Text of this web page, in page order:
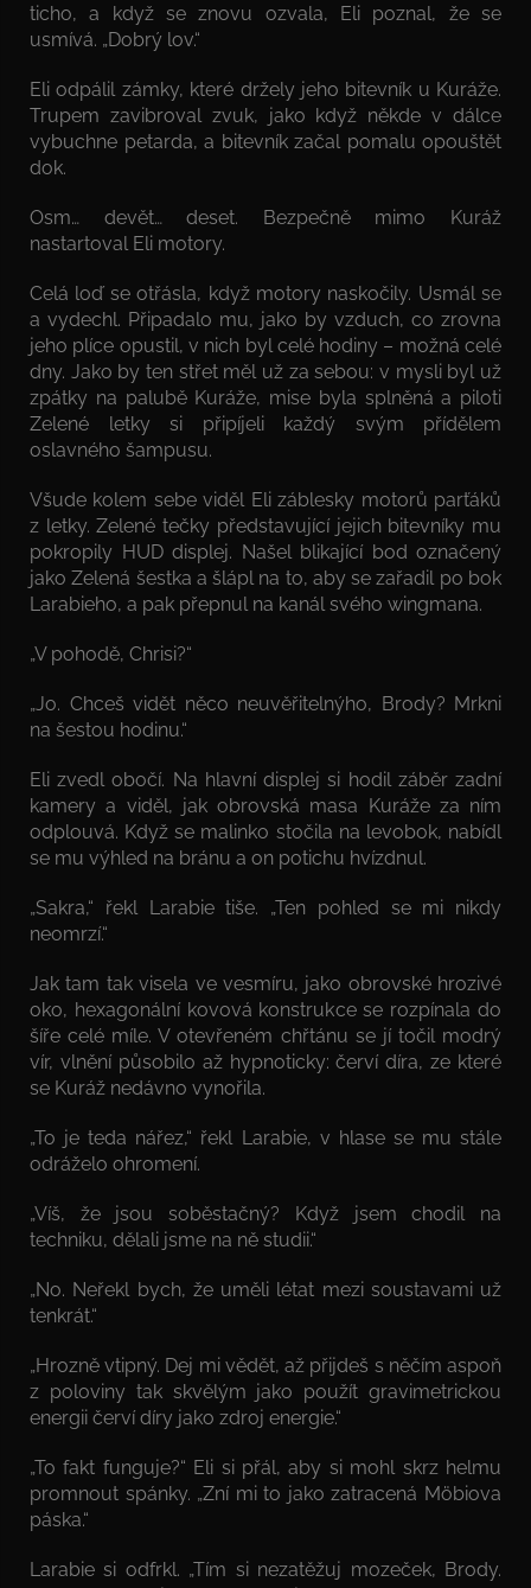
ticho, a když se znovu ozvala, Eli poznal, že se
usmívá. „Dobrý lov.“
Eli odpálil zámky, které držely jeho bitevník u Kuráže.
Trupem zavibroval zvuk, jako když někde v dálce
vybuchne petarda, a bitevník začal pomalu opouštět
dok.
Osm… devět… deset. Bezpečně mimo Kuráž
nastartoval Eli motory.
Celá loď se otřásla, když motory naskočily. Usmál se
a vydechl. Připadalo mu, jako by vzduch, co zrovna
jeho plíce opustil, v nich byl celé hodiny – možná celé
dny. Jako by ten střet měl už za sebou: v mysli byl už
zpátky na palubě Kuráže, mise byla splněná a piloti
Zelené letky si připíjeli každý svým přídělem
oslavného šampusu.
Všude kolem sebe viděl Eli záblesky motorů parťáků
z letky. Zelené tečky představující jejich bitevníky mu
pokropily HUD displej. Našel blikající bod označený
jako Zelená šestka a šlápl na to, aby se zařadil po bok
Larabieho, a pak přepnul na kanál svého wingmana.
„V pohodě, Chrisi?“
„Jo. Chceš vidět něco neuvěřitelnýho, Brody? Mrkni
na šestou hodinu.“
Eli zvedl obočí. Na hlavní displej si hodil záběr zadní
kamery a viděl, jak obrovská masa Kuráže za ním
odplouvá. Když se malinko stočila na levobok, nabídl
se mu výhled na bránu a on potichu hvízdnul.
„Sakra,“ řekl Larabie tiše. „Ten pohled se mi nikdy
neomrzí.“
Jak tam tak visela ve vesmíru, jako obrovské hrozivé
oko, hexagonální kovová konstrukce se rozpínala do
šíře celé míle. V otevřeném chřtánu se jí točil modrý
vír, vlnění působilo až hypnoticky: červí díra, ze které
se Kuráž nedávno vynořila.
„To je teda nářez,“ řekl Larabie, v hlase se mu stále
odráželo ohromení.
„Víš, že jsou soběstačný? Když jsem chodil na
techniku, dělali jsme na ně studii.“
„No. Neřekl bych, že uměli létat mezi soustavami už
tenkrát.“
„Hrozně vtipný. Dej mi vědět, až přijdeš s něčím aspoň
z poloviny tak skvělým jako použít gravimetrickou
energii červí díry jako zdroj energie.“
„To fakt funguje?“ Eli si přál, aby si mohl skrz helmu
promnout spánky. „Zní mi to jako zatracená Möbiova
páska.“
Larabie si odfrkl. „Tím si nezatěžuj mozeček, Brody.